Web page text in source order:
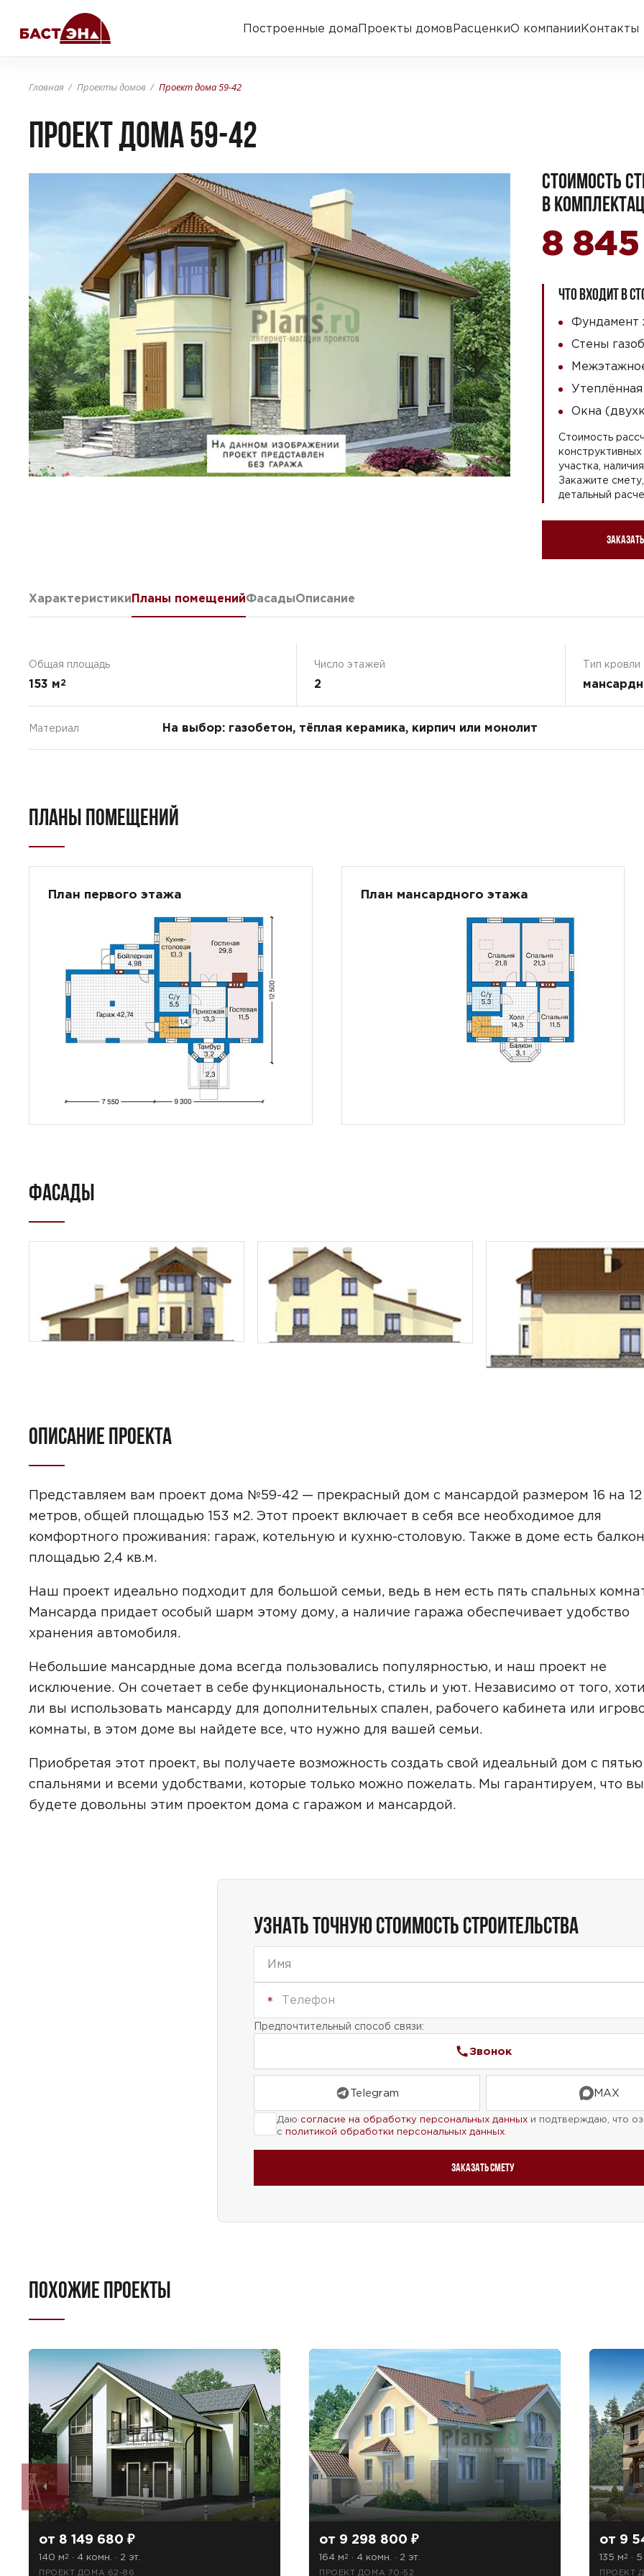
Построенные домаПроекты домовРасценкиО компанииКонтакты
Главная Проекты домов Проект дома 59-42
Проект дома 59-42
СТОИМОСТЬ
В
8
ЧТО ВХОДИТ В
Фундамент
Стены
Окна
Стоимость
участка,
Закажите
детальный
ХарактеристикиПланы помещенийФасадыОписание
Общая площадь
153 м2
Число этажей
2
Тип кровли
Материал На выбор: газобетон, тёплая керамика, кирпич или монолит
ПЛАНЫ ПОМЕЩЕНИЙ
План первого этажа План мансардного этажа
ФАСАДЫ
ОПИСАНИЕ ПРОЕКТА
Представляем вам проект дома №59-42 — прекрасный дом с мансардой размером 16 на 12
метров, общей площадью 153 м2. Этот проект включает в себя все необходимое для
комфортного проживания: гараж, котельную и кухню-столовую. Также в доме есть балкон
площадью 2,4 кв.м.
Наш проект идеально подходит для большой семьи, ведь в нем есть пять спальных
Мансарда придает особый шарм этому дому, а наличие гаража обеспечивает удобство
хранения автомобиля.
Небольшие мансардные дома всегда пользовались популярностью, и наш проект не
исключение. Он сочетает в себе функциональность, стиль и уют. Независимо от того,
ли вы использовать мансарду для дополнительных спален, рабочего кабинета или
комнаты, в этом доме вы найдете все, что нужно для вашей семьи.
Приобретая этот проект, вы получаете возможность создать свой идеальный дом с пятью
спальнями и всеми удобствами, которые только можно пожелать. Мы гарантируем, что вы
будете довольны этим проектом дома с гаражом и мансардой.
УЗНАТЬ ТОЧНУЮ СТОИМОСТЬ СТРОИТЕЛЬСТВА
Предпочтительный способ связи:
Звонок
Telegram MAX
Даю согласие на обработку персональных данных и подтверждаю, что
с политикой обработки персональных данных
Заказать смету
ПОХОЖИЕ ПРОЕКТЫ
от 8 149 680 ₽
140 м 2 · 4 комн. · 2 эт.
ПРОЕКТ ДОМА 62-86
от 9 298 800 ₽
164 м 2 · 4 комн. · 2 эт.
ПРОЕКТ ДОМА 70-52
от 9
135 м 2 ·
ПРОЕКТ
УЗНАТЬ ТОЧНУЮ СТОИМОСТЬ СТРОИТЕЛЬСТВА
Предпочтительный способ связи:
Звонок
согласие на обработку персональных данных
сполитикой обработки персональных данных.
Рассчитать стоимость